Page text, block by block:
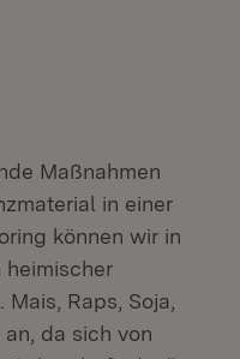
Maßnahmen
in einer
können wir in
Raps, Soja,
da sich von